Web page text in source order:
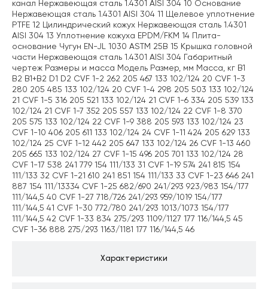
Характеристики
канал Нержавеющая сталь 1.4301 AISI 304 10 Основание
Нержавеющая сталь 1.4301 AISI 304 11 Щелевое уплотнение
PTFE 12 Цилиндрический кожух Нержавеющая сталь 1.4301
AISI 304 13 Уплотнение кожуха EPDM/FKM 14 Плита-
основание Чугун EN-JL 1030 ASTM 25B 15 Крышка головной
части Нержавеющая сталь 1.4301 AISI 304 Габаритный
чертеж Размеры и масса Модель Размер, мм Масса, кг B1
B2 B1+B2 D1 D2 CVF 1-2 262 205 467 133 102/124 20 CVF 1-3
280 205 485 133 102/124 20 CVF 1-4 298 205 503 133 102/124
21 CVF 1-5 316 205 521 133 102/124 21 CVF 1-6 334 205 539 133
102/124 21 CVF 1-7 352 205 557 133 102/124 22 CVF 1-8 370
205 575 133 102/124 22 CVF 1-9 388 205 593 133 102/124 23
CVF 1-10 406 205 611 133 102/124 24 CVF 1-11 424 205 629 133
102/124 25 CVF 1-12 442 205 647 133 102/124 26 CVF 1-13 460
205 665 133 102/124 27 CVF 1-15 496 205 701 133 102/124 28
CVF 1-17 538 241 779 154 111/133 31 CVF 1-19 574 241 815 154
111/133 32 CVF 1-21 610 241 851 154 111/133 33 CVF 1-23 646 241
887 154 111/13334 CVF 1-25 682/690 241/293 923/983 154/177
111/144,5 40 CVF 1-27 718/726 241/293 959/1019 154/177
111/144,5 41 CVF 1-30 772/780 241/293 1013/1073 154/177
111/144,5 42 CVF 1-33 834 275/293 1109/1127 177 116/144,5 45
CVF 1-36 888 275/293 1163/1181 177 116/144,5 46